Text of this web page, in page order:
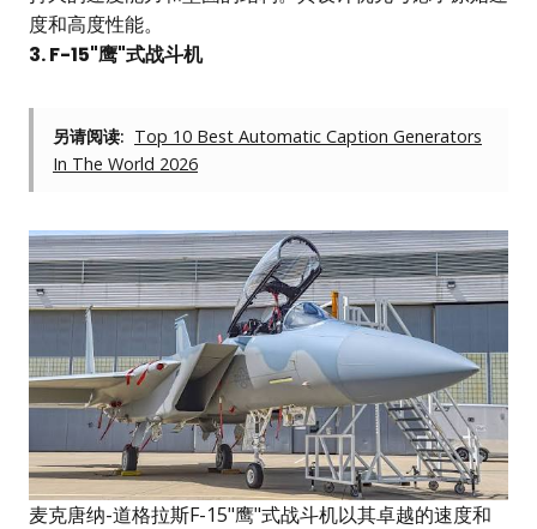
度和高度性能。
3. F-15"鹰"式战斗机
另请阅读: Top 10 Best Automatic Caption Generators
In The World 2026
麦克唐纳-道格拉斯F-15"鹰"式战斗机以其卓越的速度和